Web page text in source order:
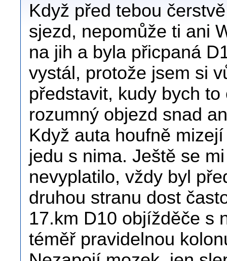
Když před tebou
sjezd, nepomůže ti ani
na jih a byla přicpaná
vystál, protože jsem si
představit, kudy bych
rozumný objezd snad
Když auta houfně
jedu s nima. Ještě se
nevyplatilo, vždy byl
druhou stranu dost
17.km D10 objížděče s
téměř pravidelnou